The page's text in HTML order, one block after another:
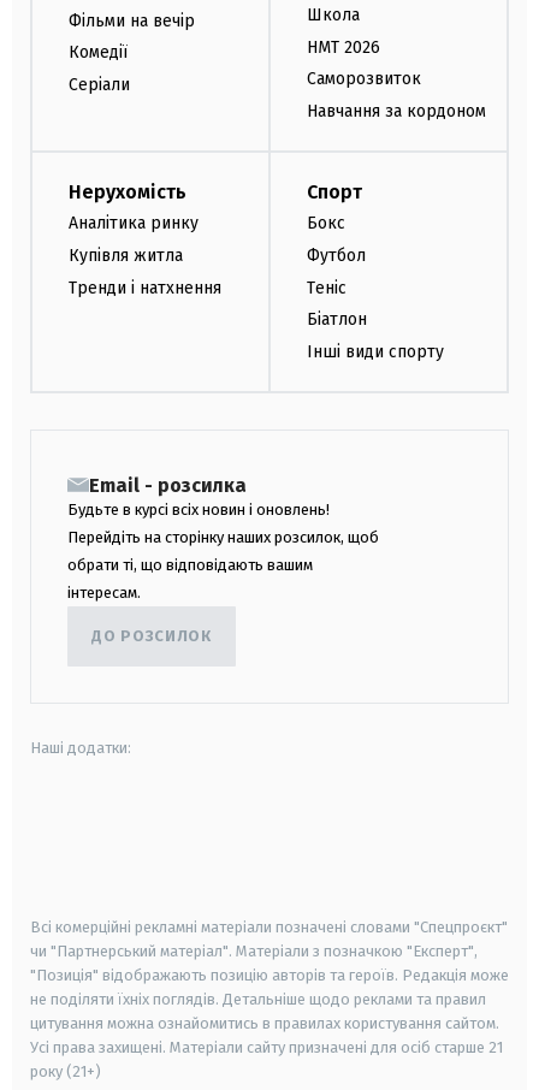
Фільми на вечір
Комедії
Серіали
Школа
НМТ 2026
Саморозвиток
Навчання за кордоном
Нерухомість
Аналітика ринку
Купівля житла
Тренди і натхнення
Спорт
Бокс
Футбол
Теніс
Біатлон
Інші види спорту
Email - розсилка
Будьте в курсі всіх новин і оновлень!
Перейдіть на сторінку наших розсилок, щоб
обрати ті, що відповідають вашим
інтересам.
ДО РОЗСИЛОК
Наші додатки:
Всі комерційні рекламні матеріали позначені словами "Спецпроєкт"
чи "Партнерський матеріал". Матеріали з позначкою "Експерт",
"Позиція" відображають позицію авторів та героїв. Редакція може
не поділяти їхніх поглядів. Детальніше щодо реклами та правил
цитування можна ознайомитись в правилах користування сайтом.
Усі права захищені. Матеріали сайту призначені для осіб старше 21
року (21+)